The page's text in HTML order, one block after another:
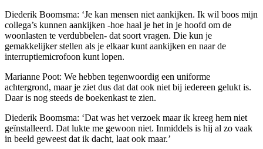
Diederik Boomsma: ‘Je kan mensen niet aankijken. Ik wil boos mijn
collega’s kunnen aankijken -hoe haal je het in je hoofd om de
woonlasten te verdubbelen- dat soort vragen. Die kun je
gemakkelijker stellen als je elkaar kunt aankijken en naar de
interruptiemicrofoon kunt lopen.
Marianne Poot: We hebben tegenwoordig een uniforme
achtergrond, maar je ziet dus dat dat ook niet bij iedereen gelukt is.
Daar is nog steeds de boekenkast te zien.
Diederik Boomsma: ‘Dat was het verzoek maar ik kreeg hem niet
geïnstalleerd. Dat lukte me gewoon niet. Inmiddels is hij al zo vaak
in beeld geweest dat ik dacht, laat ook maar.’